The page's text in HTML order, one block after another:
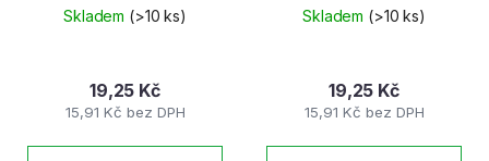
Skladem (>10 ks)
15,91 Kč bez DPH
19,25 Kč
Skladem (>10 ks)
15,91 Kč bez DPH
19,25 Kč